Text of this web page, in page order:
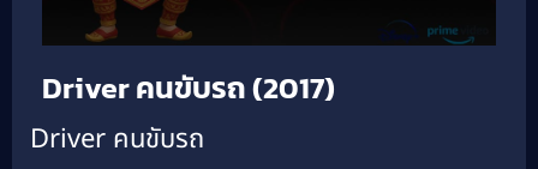
Driver คนขับรถ (2017)
Driver คนขับรถ